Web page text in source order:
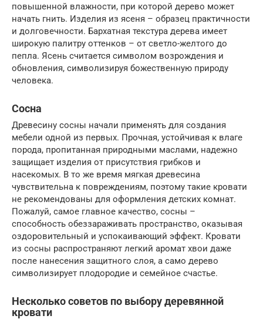
повышенной влажности, при которой дерево может
начать гнить. Изделия из ясеня – образец практичности
и долговечности. Бархатная текстура дерева имеет
широкую палитру оттенков – от светло-желтого до
пепла. Ясень считается символом возрождения и
обновления, символизируя божественную природу
человека.
Сосна
Древесину сосны начали применять для создания
мебели одной из первых. Прочная, устойчивая к влаге
порода, пропитанная природными маслами, надежно
защищает изделия от присутствия грибков и
насекомых. В то же время мягкая древесина
чувствительна к повреждениям, поэтому такие кровати
не рекомендованы для оформления детских комнат.
Пожалуй, самое главное качество, сосны –
способность обеззараживать пространство, оказывая
оздоровительный и успокаивающий эффект. Кровати
из сосны распространяют легкий аромат хвои даже
после нанесения защитного слоя, а само дерево
символизирует плодородие и семейное счастье.
Несколько советов по выбору деревянной
кровати